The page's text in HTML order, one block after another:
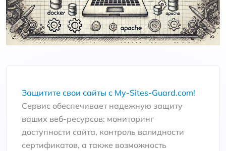
Защитите свои сайты с My-Sites-Guard.com!
Сервис обеспечивает надежную защиту
ваших веб-ресурсов: мониторинг
доступности сайта, контроль валидности
сертификатов, а также возможность